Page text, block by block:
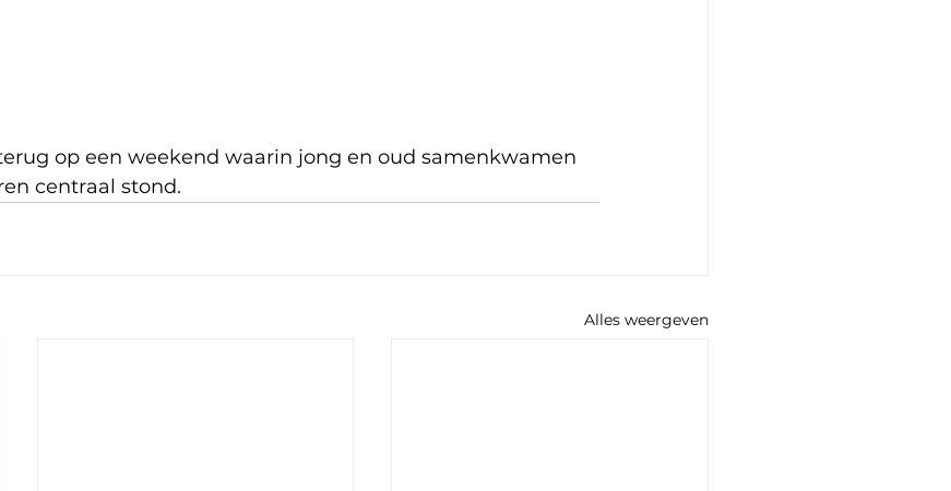
op een weekend waarin jong en oud samenkwamen
centraal stond.
Alles weergeven